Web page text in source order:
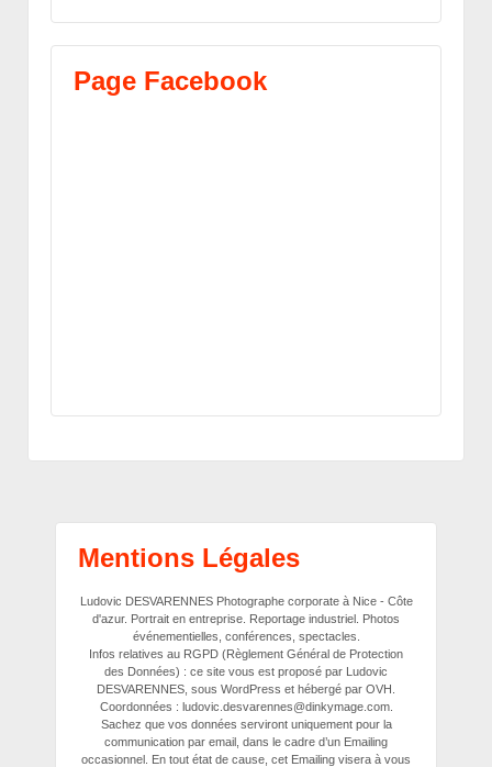
Page Facebook
Mentions Légales
Ludovic DESVARENNES Photographe corporate à Nice - Côte
d'azur. Portrait en entreprise. Reportage industriel. Photos
événementielles, conférences, spectacles.
Infos relatives au RGPD (Règlement Général de Protection
des Données) : ce site vous est proposé par Ludovic
DESVARENNES, sous WordPress et hébergé par OVH.
Coordonnées : ludovic.desvarennes@dinkymage.com.
Sachez que vos données serviront uniquement pour la
communication par email, dans le cadre d’un Emailing
occasionnel. En tout état de cause, cet Emailing visera à vous